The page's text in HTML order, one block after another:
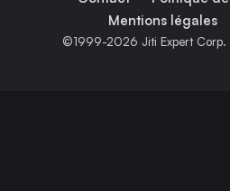
Mentions légales
©1999-2026 Jiti Expert Corp.